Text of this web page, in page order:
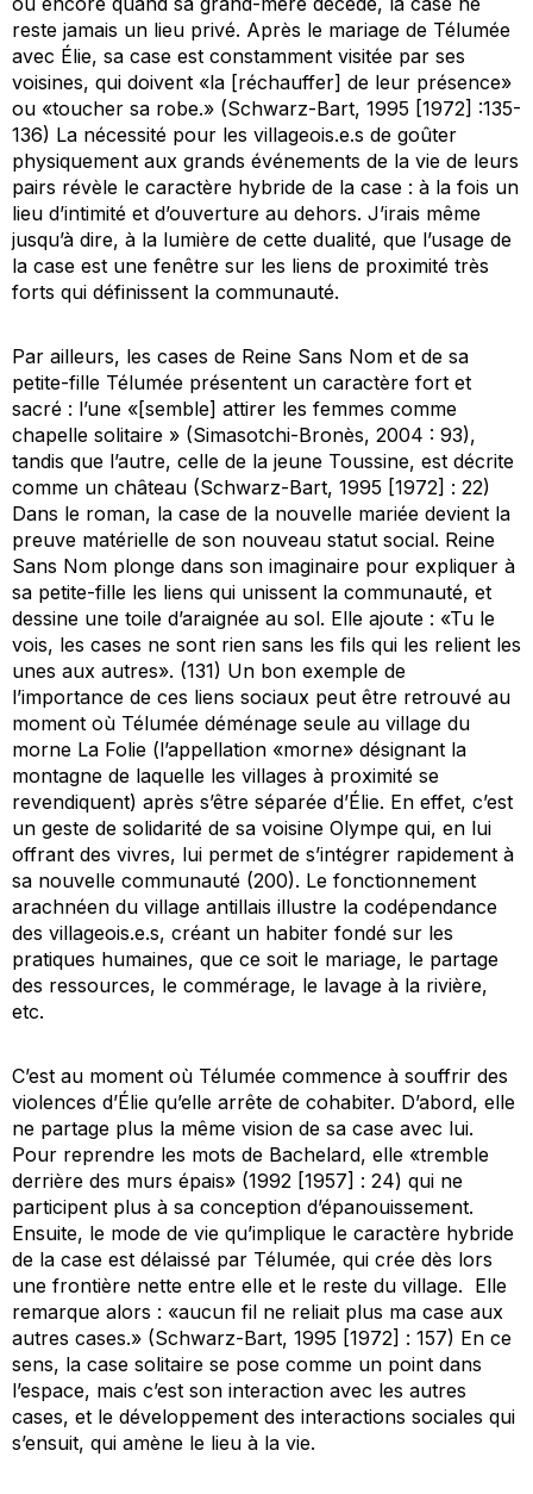
reste jamais un lieu privé. Après le mariage de Télumée
avec Élie, sa case est constamment visitée par ses
voisines, qui doivent «la [réchauffer] de leur présence»
ou «toucher sa robe.» (Schwarz-Bart, 1995 [1972] :135-
136) La nécessité pour les villageois.e.s de goûter
physiquement aux grands événements de la vie de leurs
pairs révèle le caractère hybride de la case : à la fois un
lieu d’intimité et d’ouverture au dehors. J’irais même
jusqu’à dire, à la lumière de cette dualité, que l’usage de
la case est une fenêtre sur les liens de proximité très
forts qui définissent la communauté.
Par ailleurs, les cases de Reine Sans Nom et de sa
petite-fille Télumée présentent un caractère fort et
sacré : l’une «[semble] attirer les femmes comme
chapelle solitaire » (Simasotchi-Bronès, 2004 : 93),
tandis que l’autre, celle de la jeune Toussine, est décrite
comme un château (Schwarz-Bart, 1995 [1972] : 22)
Dans le roman, la case de la nouvelle mariée devient la
preuve matérielle de son nouveau statut social. Reine
Sans Nom plonge dans son imaginaire pour expliquer à
sa petite-fille les liens qui unissent la communauté, et
dessine une toile d’araignée au sol. Elle ajoute : «Tu le
vois, les cases ne sont rien sans les fils qui les relient les
unes aux autres». (131) Un bon exemple de
l’importance de ces liens sociaux peut être retrouvé au
moment où Télumée déménage seule au village du
morne La Folie (l’appellation «morne» désignant la
montagne de laquelle les villages à proximité se
revendiquent) après s’être séparée d’Élie. En effet, c’est
un geste de solidarité de sa voisine Olympe qui, en lui
offrant des vivres, lui permet de s’intégrer rapidement à
sa nouvelle communauté (200). Le fonctionnement
arachnéen du village antillais illustre la codépendance
des villageois.e.s, créant un habiter fondé sur les
pratiques humaines, que ce soit le mariage, le partage
des ressources, le commérage, le lavage à la rivière,
etc.
C’est au moment où Télumée commence à souffrir des
violences d’Élie qu’elle arrête de cohabiter. D’abord, elle
ne partage plus la même vision de sa case avec lui.
Pour reprendre les mots de Bachelard, elle «tremble
derrière des murs épais» (1992 [1957] : 24) qui ne
participent plus à sa conception d’épanouissement.
Ensuite, le mode de vie qu’implique le caractère hybride
de la case est délaissé par Télumée, qui crée dès lors
une frontière nette entre elle et le reste du village. Elle
remarque alors : «aucun fil ne reliait plus ma case aux
autres cases.» (Schwarz-Bart, 1995 [1972] : 157) En ce
sens, la case solitaire se pose comme un point dans
l’espace, mais c’est son interaction avec les autres
cases, et le développement des interactions sociales qui
s’ensuit, qui amène le lieu à la vie.